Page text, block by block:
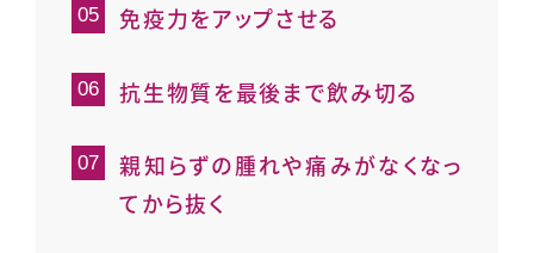
免疫力をアップさせる
抗生物質を最後まで飲み切る
親知らずの腫れや痛みがなくなっ
てから抜く